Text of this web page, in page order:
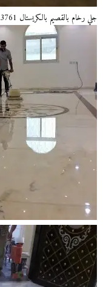
جلي رخام بالقصيم بالكريستال 0556083761